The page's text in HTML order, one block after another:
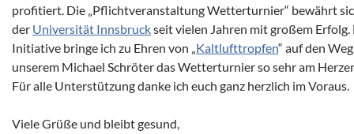
profitiert. Die „Pflichtveranstaltung Wetterturnier“ bewährt
der Universität Innsbruckseit vielen Jahren mit großem Erfolg.
Initiative bringe ich zu Ehren von „Kaltlufttropfen“ auf den
unserem Michael Schröter das Wetterturnier so sehr am
Für alle Unterstützung danke ich euch ganz herzlich im Voraus.
Viele Grüße und bleibt gesund,